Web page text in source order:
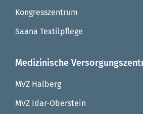
Kongresszentrum
Saana Textilpflege
Medizinische
MVZ Halberg
MVZ Idar-Oberstein